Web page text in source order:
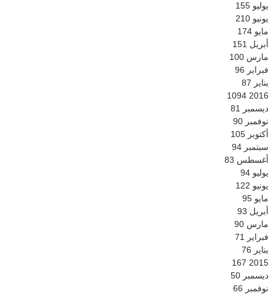
يوليو 155
يونيو 210
مايو 174
أبريل 151
مارس 100
فبراير 96
يناير 87
2016
1094
ديسمبر 81
نوفمبر 90
أكتوبر 105
سبتمبر 94
أغسطس 83
يوليو 94
يونيو 122
مايو 95
أبريل 93
مارس 90
فبراير 71
يناير 76
2015
167
ديسمبر 50
نوفمبر 66